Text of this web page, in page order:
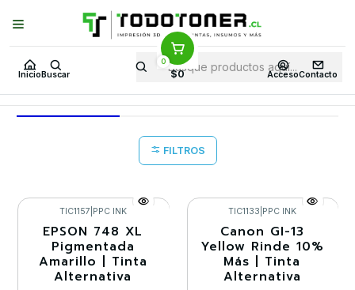
Inicio Buscar
0
$0 AccesoContacto
Puedes Elegir: Comprar enTienda· Despachoa Todo Chile · Retiro en
Tienda en24 Horas
Inicio Ofertas WG 28 en TodoToner
Ofertas WG 28 en TodoToner
FILTROS
-15%
TIC1157 PPC INK
EPSON 748 XL
Pigmentada
Amarillo | Tinta
Alternativa
-15%
TIC1133 PPC INK
Canon GI-13
Yellow Rinde 10%
Más | Tinta
Alternativa